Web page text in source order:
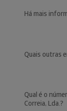
Há mais
Quais outras
Qual é o
Correia, Lda.?